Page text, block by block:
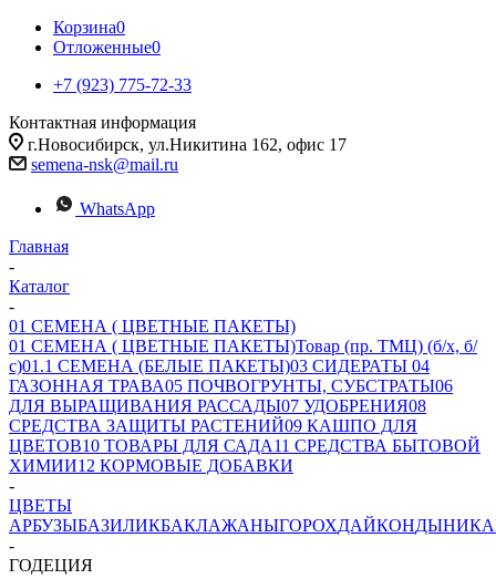
Корзина0
Отложенные0
+7 (923) 775-72-33
Контактная информация
г.Новосибирск, ул.Никитина 162, офис 17
semena-nsk@mail.ru
WhatsApp
Главная
-
Каталог
-
01 СЕМЕНА ( ЦВЕТНЫЕ ПАКЕТЫ)
01 СЕМЕНА ( ЦВЕТНЫЕ ПАКЕТЫ)Товар (пр. ТМЦ) (б/х, б/
с)01.1 СЕМЕНА (БЕЛЫЕ ПАКЕТЫ)03 СИДЕРАТЫ 04
ГАЗОННАЯ ТРАВА05 ПОЧВОГРУНТЫ, СУБСТРАТЫ06
ДЛЯ ВЫРАЩИВАНИЯ РАССАДЫ07 УДОБРЕНИЯ08
СРЕДСТВА ЗАЩИТЫ РАСТЕНИЙ09 КАШПО ДЛЯ
ЦВЕТОВ10 ТОВАРЫ ДЛЯ САДА11 СРЕДСТВА БЫТОВОЙ
ХИМИИ12 КОРМОВЫЕ ДОБАВКИ
-
ЦВЕТЫ
АРБУЗЫБАЗИЛИКБАКЛАЖАНЫГОРОХДАЙКОНДЫНИ
-
ГОДЕЦИЯ